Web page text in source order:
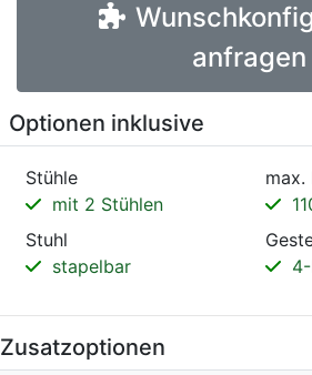
anfragen
Optionen inklusive
Stühle
mit 2 Stühlen
max.
Stuhl
stapelbar
Zusatzoptionen